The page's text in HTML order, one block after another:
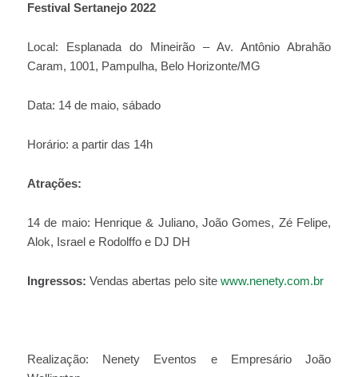
Festival Sertanejo 2022
Local: Esplanada do Mineirão – Av. Antônio Abrahão
Caram, 1001, Pampulha, Belo Horizonte/MG
Data: 14 de maio, sábado
Horário: a partir das 14h
Atrações:
14 de maio: Henrique & Juliano, João Gomes, Zé Felipe,
Alok, Israel e Rodolffo e DJ DH
Ingressos: Vendas abertas pelo site www.nenety.com.br
Realização: Nenety Eventos e Empresário João